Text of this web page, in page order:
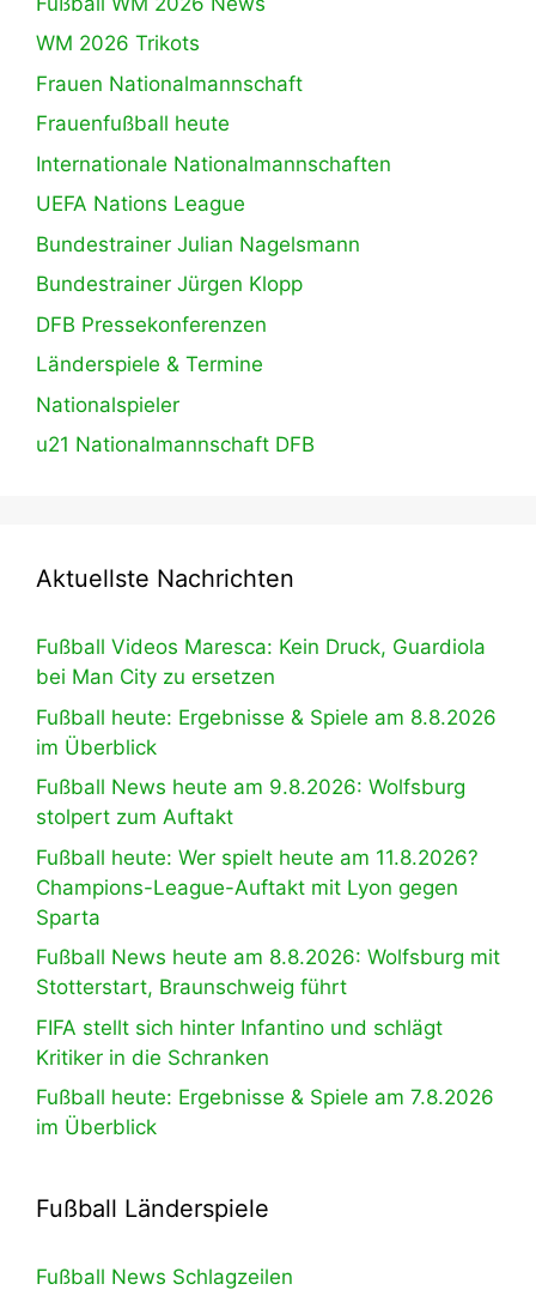
WM 2026 Trikots
Frauen Nationalmannschaft
Frauenfußball heute
Internationale Nationalmannschaften
UEFA Nations League
Bundestrainer Julian Nagelsmann
Bundestrainer Jürgen Klopp
DFB Pressekonferenzen
Länderspiele & Termine
Nationalspieler
u21 Nationalmannschaft DFB
Aktuellste Nachrichten
Fußball Videos Maresca: Kein Druck, Guardiola
bei Man City zu ersetzen
Fußball heute: Ergebnisse & Spiele am 8.8.2026
im Überblick
Fußball News heute am 9.8.2026: Wolfsburg
stolpert zum Auftakt
Fußball heute: Wer spielt heute am 11.8.2026?
Champions-League-Auftakt mit Lyon gegen
Sparta
Fußball News heute am 8.8.2026: Wolfsburg mit
Stotterstart, Braunschweig führt
FIFA stellt sich hinter Infantino und schlägt
Kritiker in die Schranken
Fußball heute: Ergebnisse & Spiele am 7.8.2026
im Überblick
Fußball Länderspiele
Fußball News Schlagzeilen